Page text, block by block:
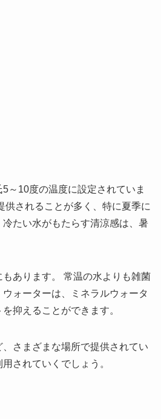
～10度の温度に設定されていま
されることが多く、特に夏季に
たい水がもたらす清涼感は、暑
あります。
常温の水よりも雑菌
ォーターは、ミネラルウォータ
抑えることができます。
さまざまな場所で提供されてい
されていくでしょう。